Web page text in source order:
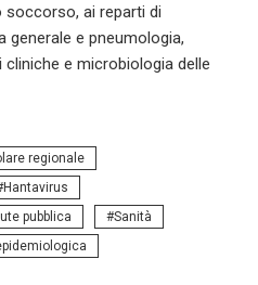
soccorso, ai reparti di
generale e pneumologia,
e microbiologia delle
regionale
Hantavirus
pubblica
Sanità